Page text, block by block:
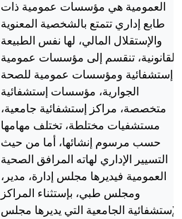
العمومية هي مؤسسات عمومية ذات
طابع إداري تتمتع بالشخصية المعنوية
والإستقلال المالي، لها نفس الطبيعة
القانونية، تنقسم إلى مؤسسات عمومية
إستشفائية ومؤسسات عمومية للصحة
الجوارية، مؤسسات إستشفائية
متخصصة، مراكز إستشفائية جامعية،
مستشفيات مختلطة، تختلف مهامها
حسب مرسوم إنشائها، أما من حيث
التسيير الإداري لهاته المرافق الصحية
العمومية فيديرها مجلس إدارة، مدير،
ومجلس طبي، بإستثناء المراكز
الإستشفائية الجامعية التي يديرها مجلس